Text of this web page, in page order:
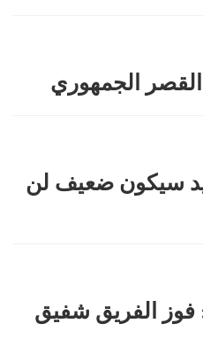
الجمهوري
سيكون ضعيف لن
فوز الفريق شفيق